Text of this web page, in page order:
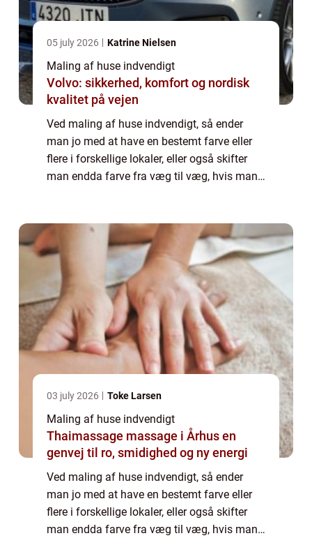
05 july 2026 Katrine Nielsen
Maling af huse indvendigt
Volvo: sikkerhed, komfort og nordisk
kvalitet på vejen
Ved maling af huse indvendigt, så ender
man jo med at have en bestemt farve eller
flere i forskellige lokaler, eller også skifter
man endda farve fra væg til væg, hvis man
03 july 2026 Toke Larsen
Maling af huse indvendigt
Thaimassage massage i Århus en
genvej til ro, smidighed og ny energi
Ved maling af huse indvendigt, så ender
man jo med at have en bestemt farve eller
flere i forskellige lokaler, eller også skifter
man endda farve fra væg til væg, hvis man